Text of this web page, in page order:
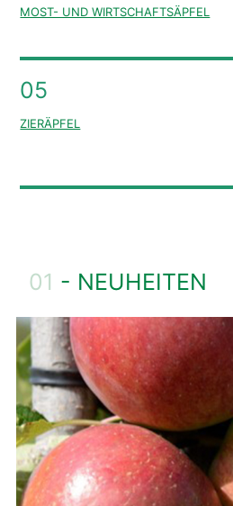
MOST- UND WIRTSCHAFTSÄPFEL
05
ZIERÄPFEL
01 - NEUHEITEN